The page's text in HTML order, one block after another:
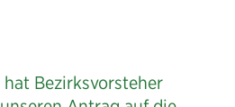
Bezirksvorsteher